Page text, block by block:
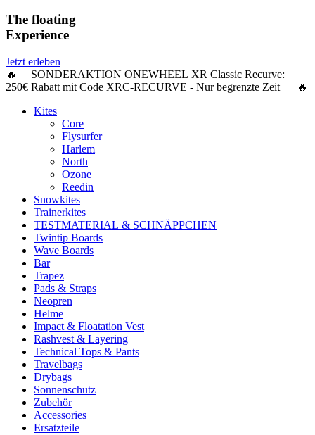
The floating
Experience
Jetzt erleben
🔥 SONDERAKTION ONEWHEEL XR Classic Recurve:
250€ Rabattmit Code XRC-RECURVE - Nur begrenzte Zeit 🔥
Kites
Core
Flysurfer
Harlem
North
Ozone
Reedin
Snowkites
Trainerkites
TESTMATERIAL & SCHNÄPPCHEN
Twintip Boards
Wave Boards
Bar
Trapez
Pads & Straps
Neopren
Helme
Impact & Floatation Vest
Rashvest & Layering
Technical Tops & Pants
Travelbags
Drybags
Sonnenschutz
Zubehör
Accessories
Ersatzteile